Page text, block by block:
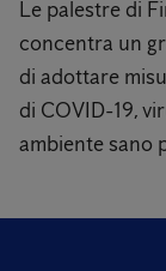
Le palestre di
concentra un
di adottare
di COVID-19,
ambiente sano